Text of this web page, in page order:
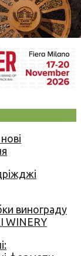
винограду
WINERY